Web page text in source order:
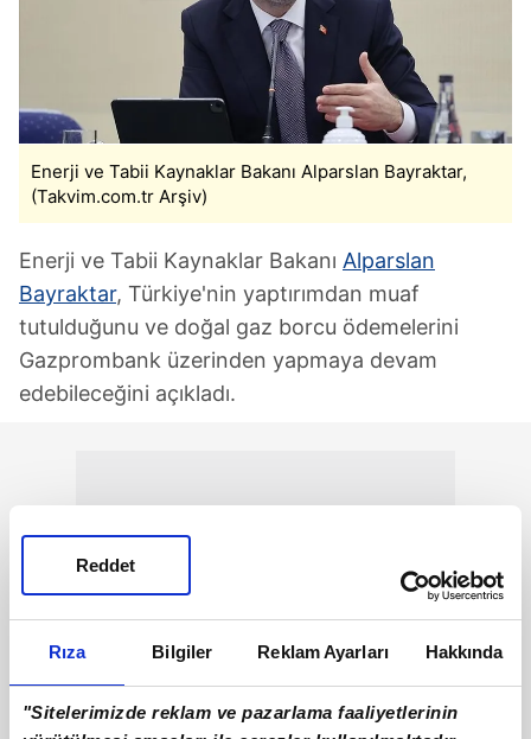
Rıza Bilgiler Reklam Ayarları Hakkında
"Sitelerimizde reklam ve pazarlama faaliyetlerinin
Reddet
Enerji ve Tabii Kaynaklar Bakanı Alparslan Bayraktar,
(Takvim.com.tr Arşiv)
Enerji ve Tabii Kaynaklar Bakanı Alparslan
Bayraktar, Türkiye'nin yaptırımdan muaf
tutulduğunu ve doğal gaz borcu ödemelerini
Gazprombank üzerinden yapmaya devam
edebileceğini açıkladı.